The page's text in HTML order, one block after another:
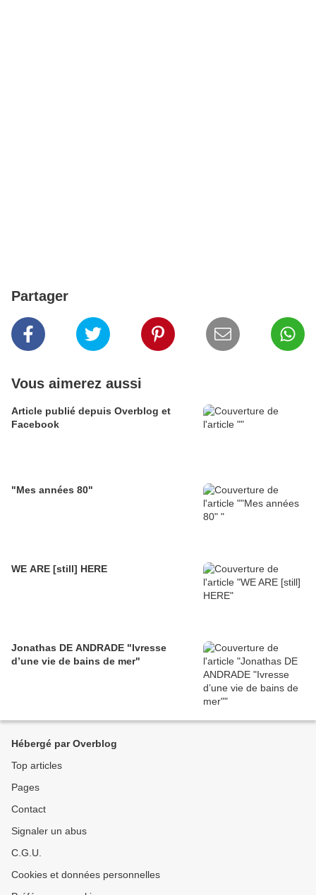
Partager
Vous aimerez aussi
Article publié depuis Overblog et
Facebook
"Mes années 80"
WE ARE [still] HERE
Jonathas DE ANDRADE "Ivresse
d’une vie de bains de mer"
Hébergé par Overblog
Top articles
Pages
Contact
Signaler un abus
C.G.U.
Cookies et données personnelles